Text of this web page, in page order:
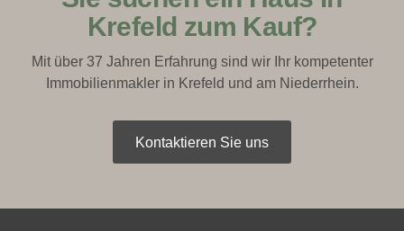
Krefeld zum Kauf?
Mit über 37 Jahren Erfahrung sind wir Ihr kompetenter
Immobilienmakler in Krefeld und am Niederrhein.
Kontaktieren Sie uns